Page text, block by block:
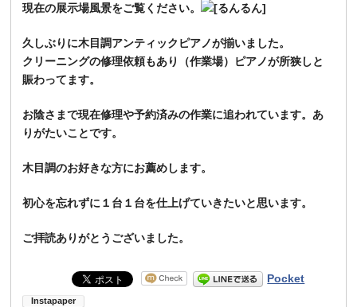
現在の展示場風景をご覧ください。
久しぶりに木目調アンティックピアノが揃いました。
クリーニングの修理依頼もあり（作業場）ピアノが所狭しと
賑わってます。
お陰さまで現在修理や予約済みの作業に追われています。あ
りがたいことです。
木目調のお好きな方にお薦めします。
初心を忘れずに１台１台を仕上げていきたいと思います。
ご拝読ありがとうございました。
Pocket